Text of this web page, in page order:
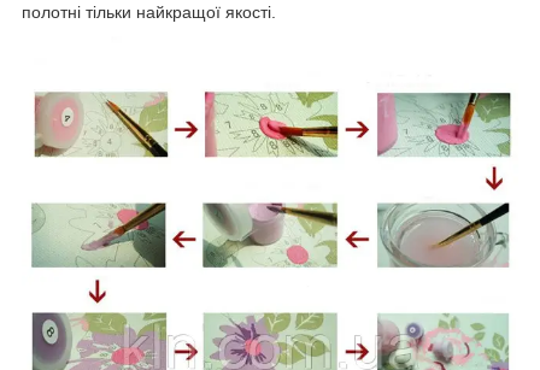
полотні тільки найкращої якості.